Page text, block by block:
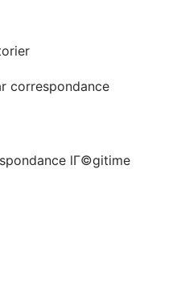
correspondance
lГ©gitime